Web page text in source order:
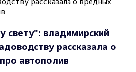
свету": владимирский
рассказала о
автополив